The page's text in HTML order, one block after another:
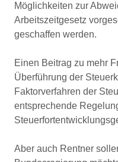
Möglichkeiten zur
Arbeitszeitgesetz
geschaffen werden.
Einen Beitrag zu mehr
Überführung der
Faktorverfahren der
entsprechende
Aber auch Rentner